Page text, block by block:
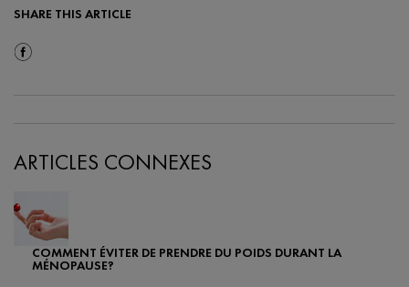
SHARE THIS ARTICLE
Share On Facebook
ARTICLES CONNEXES
COMMENT ÉVITER DE PRENDRE DU POIDS DURANT LA
MÉNOPAUSE?